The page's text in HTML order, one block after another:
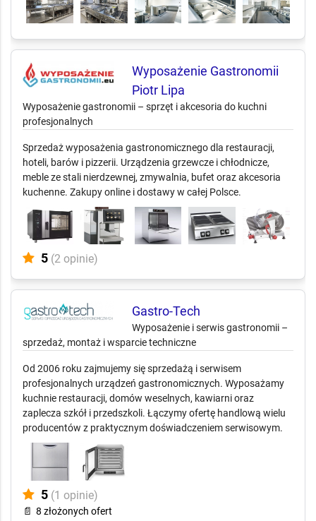
Wyposażenie Gastronomii
Piotr Lipa
Wyposażenie gastronomii – sprzęt i akcesoria do kuchni
profesjonalnych
Sprzedaż wyposażenia gastronomicznego dla restauracji,
hoteli, barów i pizzerii. Urządzenia grzewcze i chłodnicze,
meble ze stali nierdzewnej, zmywalnia, bufet oraz akcesoria
kuchenne. Zakupy online i dostawy w całej Polsce.
5 (2 opinie)
Gastro-Tech
Wyposażenie i serwis gastronomii –
sprzedaż, montaż i wsparcie techniczne
Od 2006 roku zajmujemy się sprzedażą i serwisem
profesjonalnych urządzeń gastronomicznych. Wyposażamy
kuchnie restauracji, domów weselnych, kawiarni oraz
zaplecza szkół i przedszkoli. Łączymy ofertę handlową wielu
producentów z praktycznym doświadczeniem serwisowym.
5 (1 opinie)
📄 8 złożonych ofert